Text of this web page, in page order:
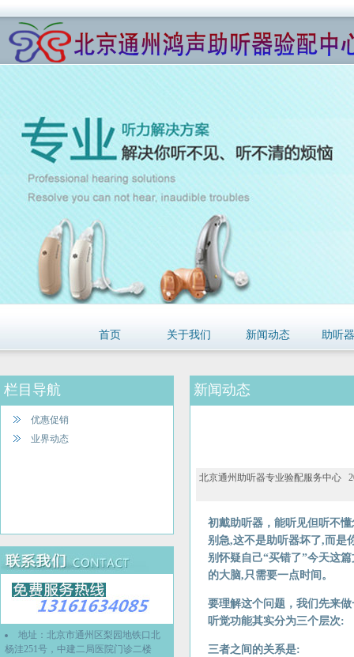
首页 关于我们 新闻动态 助听
栏目导航
优惠促销
业界动态
地址：北京市通州区梨园地铁口北
杨洼251号，中建二局医院门诊二楼
新闻动态
北京通州助听器专业验配服务中心
初戴助听器，能听见但听不
别急,这不是助听器坏了,而是
别怀疑自己“买错了”今天这
的大脑,只需要一点时间。
要理解这个问题，我们先来
听觉功能其实分为三个层次:
三者之间的关系是: